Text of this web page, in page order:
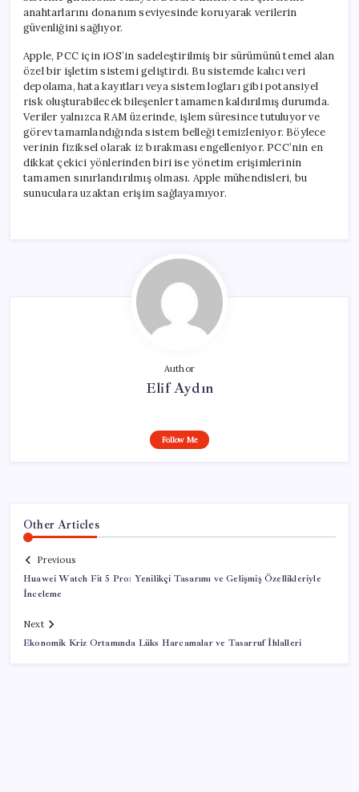
anahtarlarını donanım seviyesinde koruyarak verilerin
güvenliğini sağlıyor.
Apple, PCC için iOS’in sadeleştirilmiş bir sürümünü temel alan
özel bir işletim sistemi geliştirdi. Bu sistemde kalıcı veri
depolama, hata kayıtları veya sistem logları gibi potansiyel
risk oluşturabilecek bileşenler tamamen kaldırılmış durumda.
Veriler yalnızca RAM üzerinde, işlem süresince tutuluyor ve
görev tamamlandığında sistem belleği temizleniyor. Böylece
verinin fiziksel olarak iz bırakması engelleniyor. PCC’nin en
dikkat çekici yönlerinden biri ise yönetim erişimlerinin
tamamen sınırlandırılmış olması. Apple mühendisleri, bu
sunuculara uzaktan erişim sağlayamıyor.
Author
Elif Aydın
Follow Me
Other Articles
Previous
Huawei Watch Fit 5 Pro: Yenilikçi Tasarımı ve Gelişmiş Özellikleriyle
İnceleme
Next
Ekonomik Kriz Ortamında Lüks Harcamalar ve Tasarruf İhlalleri